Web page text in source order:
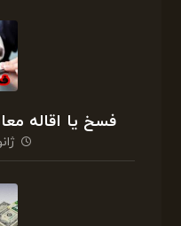
فسخ یا اقاله